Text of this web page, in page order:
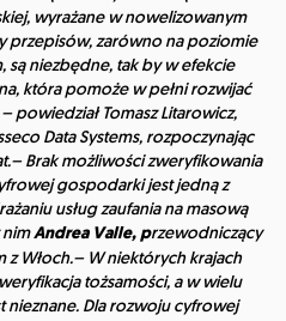
wyrażane w nowelizowanym
przepisów, zarówno na poziomie
są niezbędne, tak by w efekcie
która pomoże w pełni rozwijać
powiedział Tomasz Litarowicz,
Data Systems, rozpoczynając
Brak możliwości zweryfikowania
gospodarki jest jedną z
usług zaufania na masową
nimAndrea Valle, przewodniczący
Włoch.– W niektórych krajach
tożsamości, a w wielu
nieznane. Dla rozwoju cyfrowej